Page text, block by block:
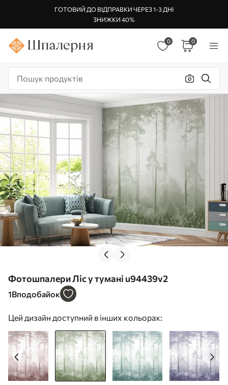
ГОТОВИЙ ДО ВІДПРАВКИ ЧЕРЕЗ 1-3 ДНІ
ЗНИЖКИ 40%
0 0
Фотошпалери Ліс у тумані u94439v2
1Вподобайок
Цей дизайн доступний в інших кольорах: